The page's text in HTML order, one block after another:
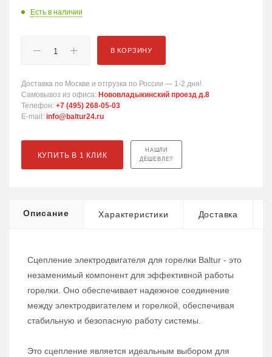
Есть в наличии
В КОРЗИНУ
Доставка по Москве и отгрузка по России — 1-2 дня!
Самовывоз из офиса: Нововладыкинский проезд д.8
Телефон: +7 (495) 268-05-03
E-mail: info@baltur24.ru
КУПИТЬ В 1 КЛИК
НАШЛИ
ДЕШЕВЛЕ?
Описание Характеристики Доставка
Сцепление электродвигателя для горелки Baltur - это
незаменимый компонент для эффективной работы
горелки. Оно обеспечивает надежное соединение
между электродвигателем и горелкой, обеспечивая
стабильную и безопасную работу системы.
Это сцепление является идеальным выбором для